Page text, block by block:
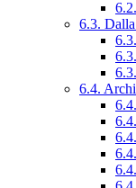
6.3.
6.4.